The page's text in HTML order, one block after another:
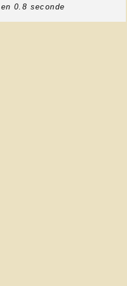
0.8 seconde